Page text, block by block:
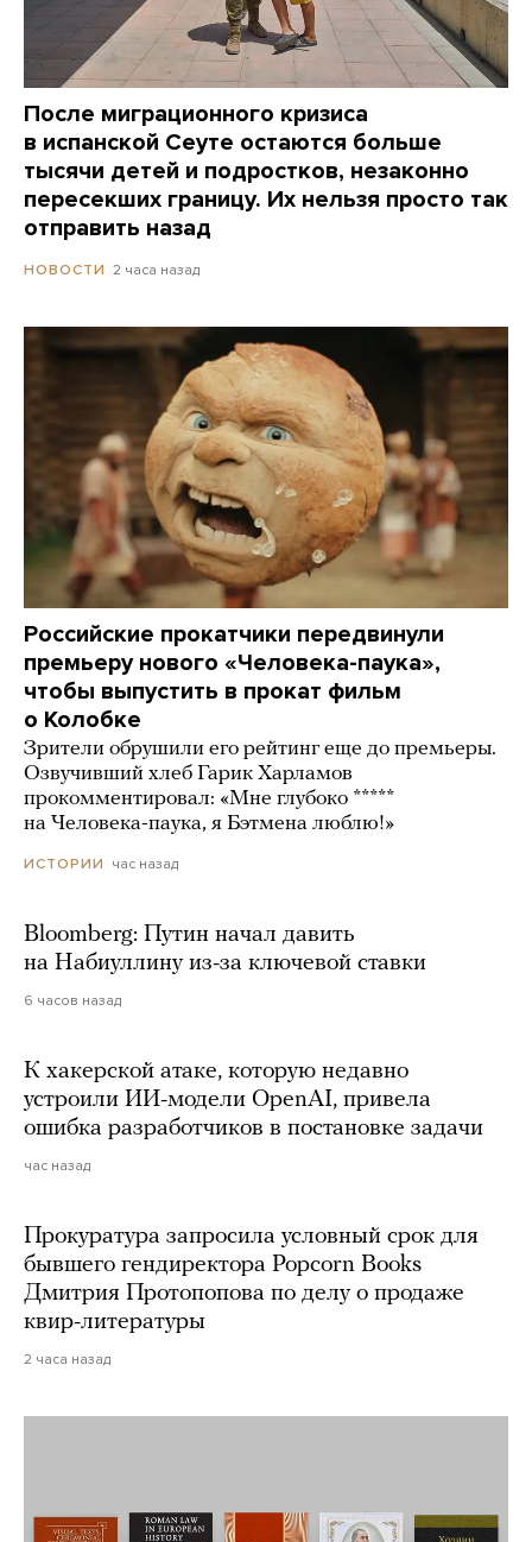
После миграционного кризиса
в испанской Сеуте остаются больше
тысячи детей и подростков, незаконно
пересекших границу. Их нельзя просто так
отправить назад
НОВОСТИ 2 часа назад
Российские прокатчики передвинули
премьеру нового «Человека-паука»,
чтобы выпустить в прокат фильм
о Колобке
Зрители обрушили его рейтинг еще до премьеры.
Озвучивший хлеб Гарик Харламов
прокомментировал: «Мне глубоко *****
на Человека-паука, я Бэтмена люблю!»
ИСТОРИИ час назад
Bloomberg: Путин начал давить
на Набиуллину из-за ключевой ставки
6 часов назад
К хакерской атаке, которую недавно
устроили ИИ-модели OpenAI, привела
ошибка разработчиков в постановке задачи
час назад
Прокуратура запросила условный срок для
бывшего гендиректора Popcorn Books
Дмитрия Протопопова по делу о продаже
квир-литературы
2 часа назад